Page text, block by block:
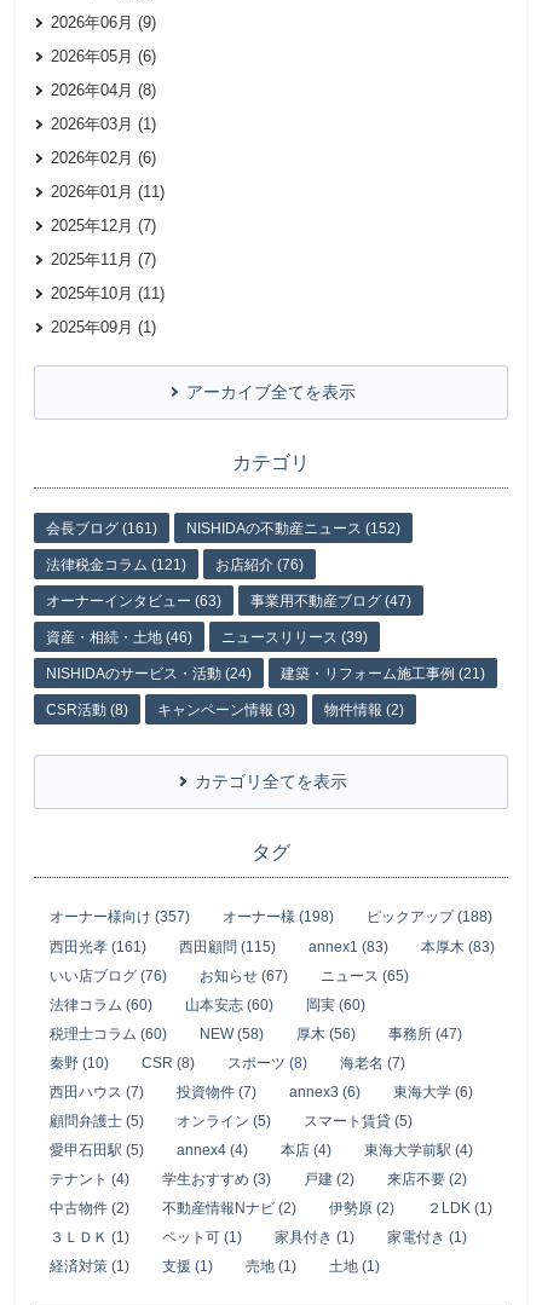
2026年06月 (9)
2026年05月 (6)
2026年04月 (8)
2026年03月 (1)
2026年02月 (6)
2026年01月 (11)
2025年12月 (7)
2025年11月 (7)
2025年10月 (11)
2025年09月 (1)
アーカイブ全てを表示
カテゴリ
会長ブログ (161) NISHIDAの不動産ニュース (152)
法律税金コラム (121) お店紹介 (76)
オーナーインタビュー (63) 事業用不動産ブログ (47)
資産・相続・土地 (46) ニュースリリース (39)
NISHIDAのサービス・活動 (24) 建築・リフォーム施工事例 (21)
CSR活動 (8) キャンペーン情報 (3) 物件情報 (2)
カテゴリ全てを表示
タグ
オーナー様向け (357) オーナー様 (198)
ピックアップ (188)
西田光孝 (161)
西田顧問 (115) annex1 (83)
本厚木 (83)
いい店ブログ (76)
お知らせ (67)
ニュース (65)
法律コラム (60)
山本安志 (60)
岡実 (60)
税理士コラム (60)
NEW (58) 厚木 (56)
事務所 (47)
秦野 (10)
CSR (8) スポーツ (8)
海老名 (7)
西田ハウス (7)
投資物件 (7) annex3 (6)
東海大学 (6)
顧問弁護士 (5)
オンライン (5)
スマート賃貸 (5)
愛甲石田駅 (5)
annex4 (4) 本店 (4)
東海大学前駅 (4)
テナント (4)
学生おすすめ (3) 戸建 (2)
来店不要 (2)
中古物件 (2)
不動産情報Nナビ (2) 伊勢原 (2)
２LDK (1)
３ＬＤＫ (1)
ペット可 (1) 家具付き (1)
家電付き (1)
経済対策 (1)
支援 (1) 売地 (1) 土地 (1)